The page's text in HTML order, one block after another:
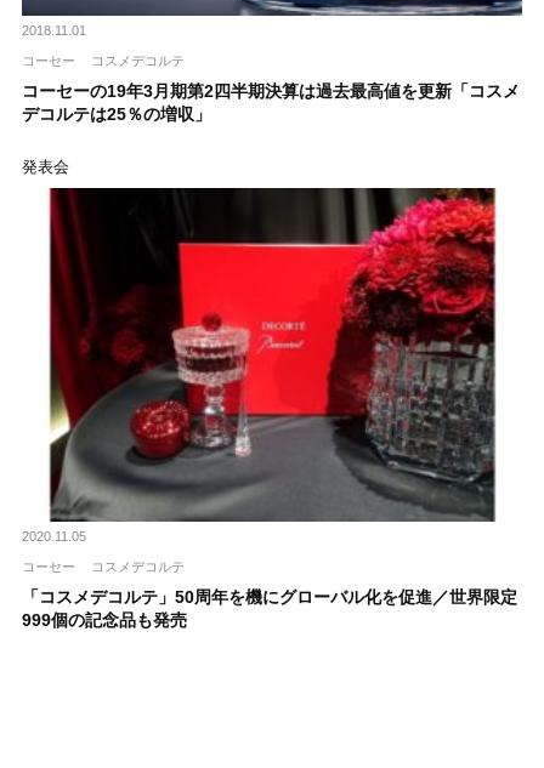
2018.11.01
コーセー コスメデコルテ
コーセーの19年3月期第2四半期決算は過去最高値を更新「コスメ
デコルテは25％の増収」
発表会
2020.11.05
コーセー コスメデコルテ
「コスメデコルテ」50周年を機にグローバル化を促進／世界限定
999個の記念品も発売